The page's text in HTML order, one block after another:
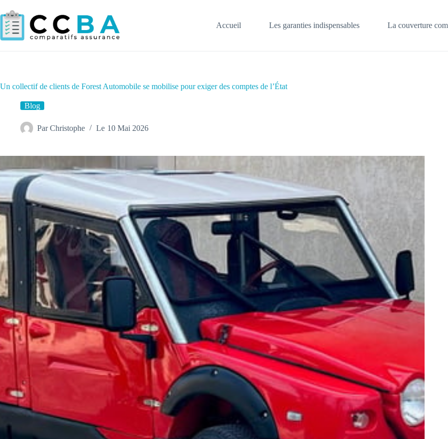
au
contenu
Accueil Les garanties indispensables La couverture
Un collectif de clients de Forest Automobile se mobilise pour exiger des comptes de l’État
Blog
Par Christophe Le 10 Mai 2026